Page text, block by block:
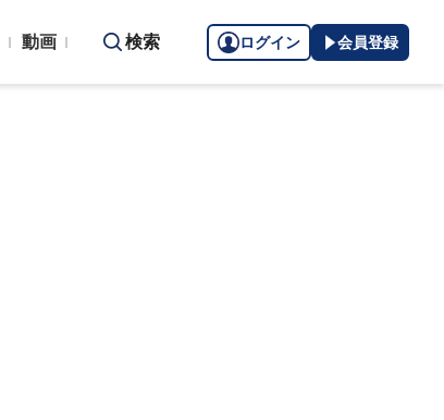
動画 検索 ログイン 会員登録